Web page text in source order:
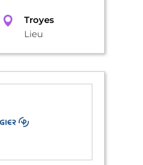
Troyes
Lieu